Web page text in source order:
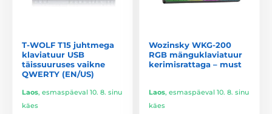
T-WOLF T15 juhtmega
klaviatuur USB
täissuuruses vaikne
QWERTY (EN/US)
Laos, esmaspäeval 10. 8. sinu
käes
Wozinsky WKG-200
RGB mänguklaviatuur
kerimisrattaga – must
Laos, esmaspäeval 10. 8. sinu
käes